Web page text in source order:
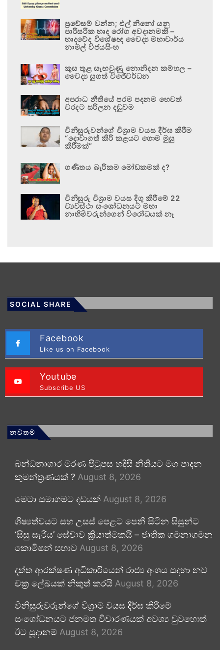
ප්‍රවේසම් වන්න; එල් නිනෝ යනු
පාරිසරික හෘද රෝග අවදානමකි –
හෘදවේද විශේෂඥ වෛද්‍ය මහාචාර්ය
නාමල් විජයසිංහ
කුස තුළ සැඟවුණු නොනිදන කම්හල –
වෛද්‍ය සුගත් විජේවර්ධන
අපරාධ නීතියේ පරම පදනම හෙවත්
වරදට සරිලන දඬුවම
විනිසුරුවන්ගේ විශ්‍රාම වයස දීර්ඝ කිරීම
“දොවාගත් කිරි කළයට ගොම මුසු
කිරීමක්”
ගණිතය බැරිකම මෝඩකමක් ද?
විනිසුරු විශ්‍රාම වයස දිගු කිරීමේ 22
ව්‍යවස්ථා සංශෝධනයට මහා
නාහිමිවරුන්ගෙන් විරෝධයක් නෑ
SOCIAL SHARE
Facebook
Like us on Facebook
Youtube
Subscribe US
නවතම
බන්ධනාගාර මරණ පිටුපස හදිසි නීතියට මග පාදන
කුමන්ත්‍රණයක් ? August 8, 2026
මෙටා සමාගමට දඩයක් August 8, 2026
ශිෂ්‍යත්වයට සහ උසස් පෙළට පෙනී සිටින සිසුන්ට
‘සිසු සැරිය’ සේවාව ක්‍රියාත්මකයි – ජාතික ගමනාගමන
කොමිෂන් සභාව August 8, 2026
දත්ත ආරක්ෂණ අධිකාරියෙන් රාජ්‍ය අංශය සඳහා නව
චක්‍ර ලේඛයක් නිකුත් කරයි August 8, 2026
විනිසුරුවරුන්ගේ විශ්‍රාම වයස දීර්ඝ කිරීමේ
සංශෝධනයට ජනමත විචාරණයක් අවශ්‍ය වුවහොත්
ඊට සූදානම් August 8, 2026